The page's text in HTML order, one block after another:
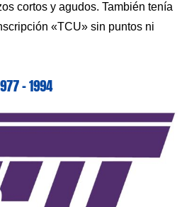
cortos y agudos. También tenía
«TCU» sin puntos ni
– 1994